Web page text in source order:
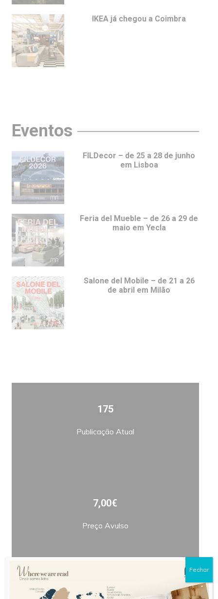
IKEA já chegou a Coimbra
Eventos
FILDecor – de 25 a 28 de junho
em Lisboa
Feria del Mueble – de 26 a 29 de
maio em Yecla
Salone del Mobile – de 21 a 26
de abril em Milão
175
Publicação Atual
7,00€
Preço Avulso
Fechar